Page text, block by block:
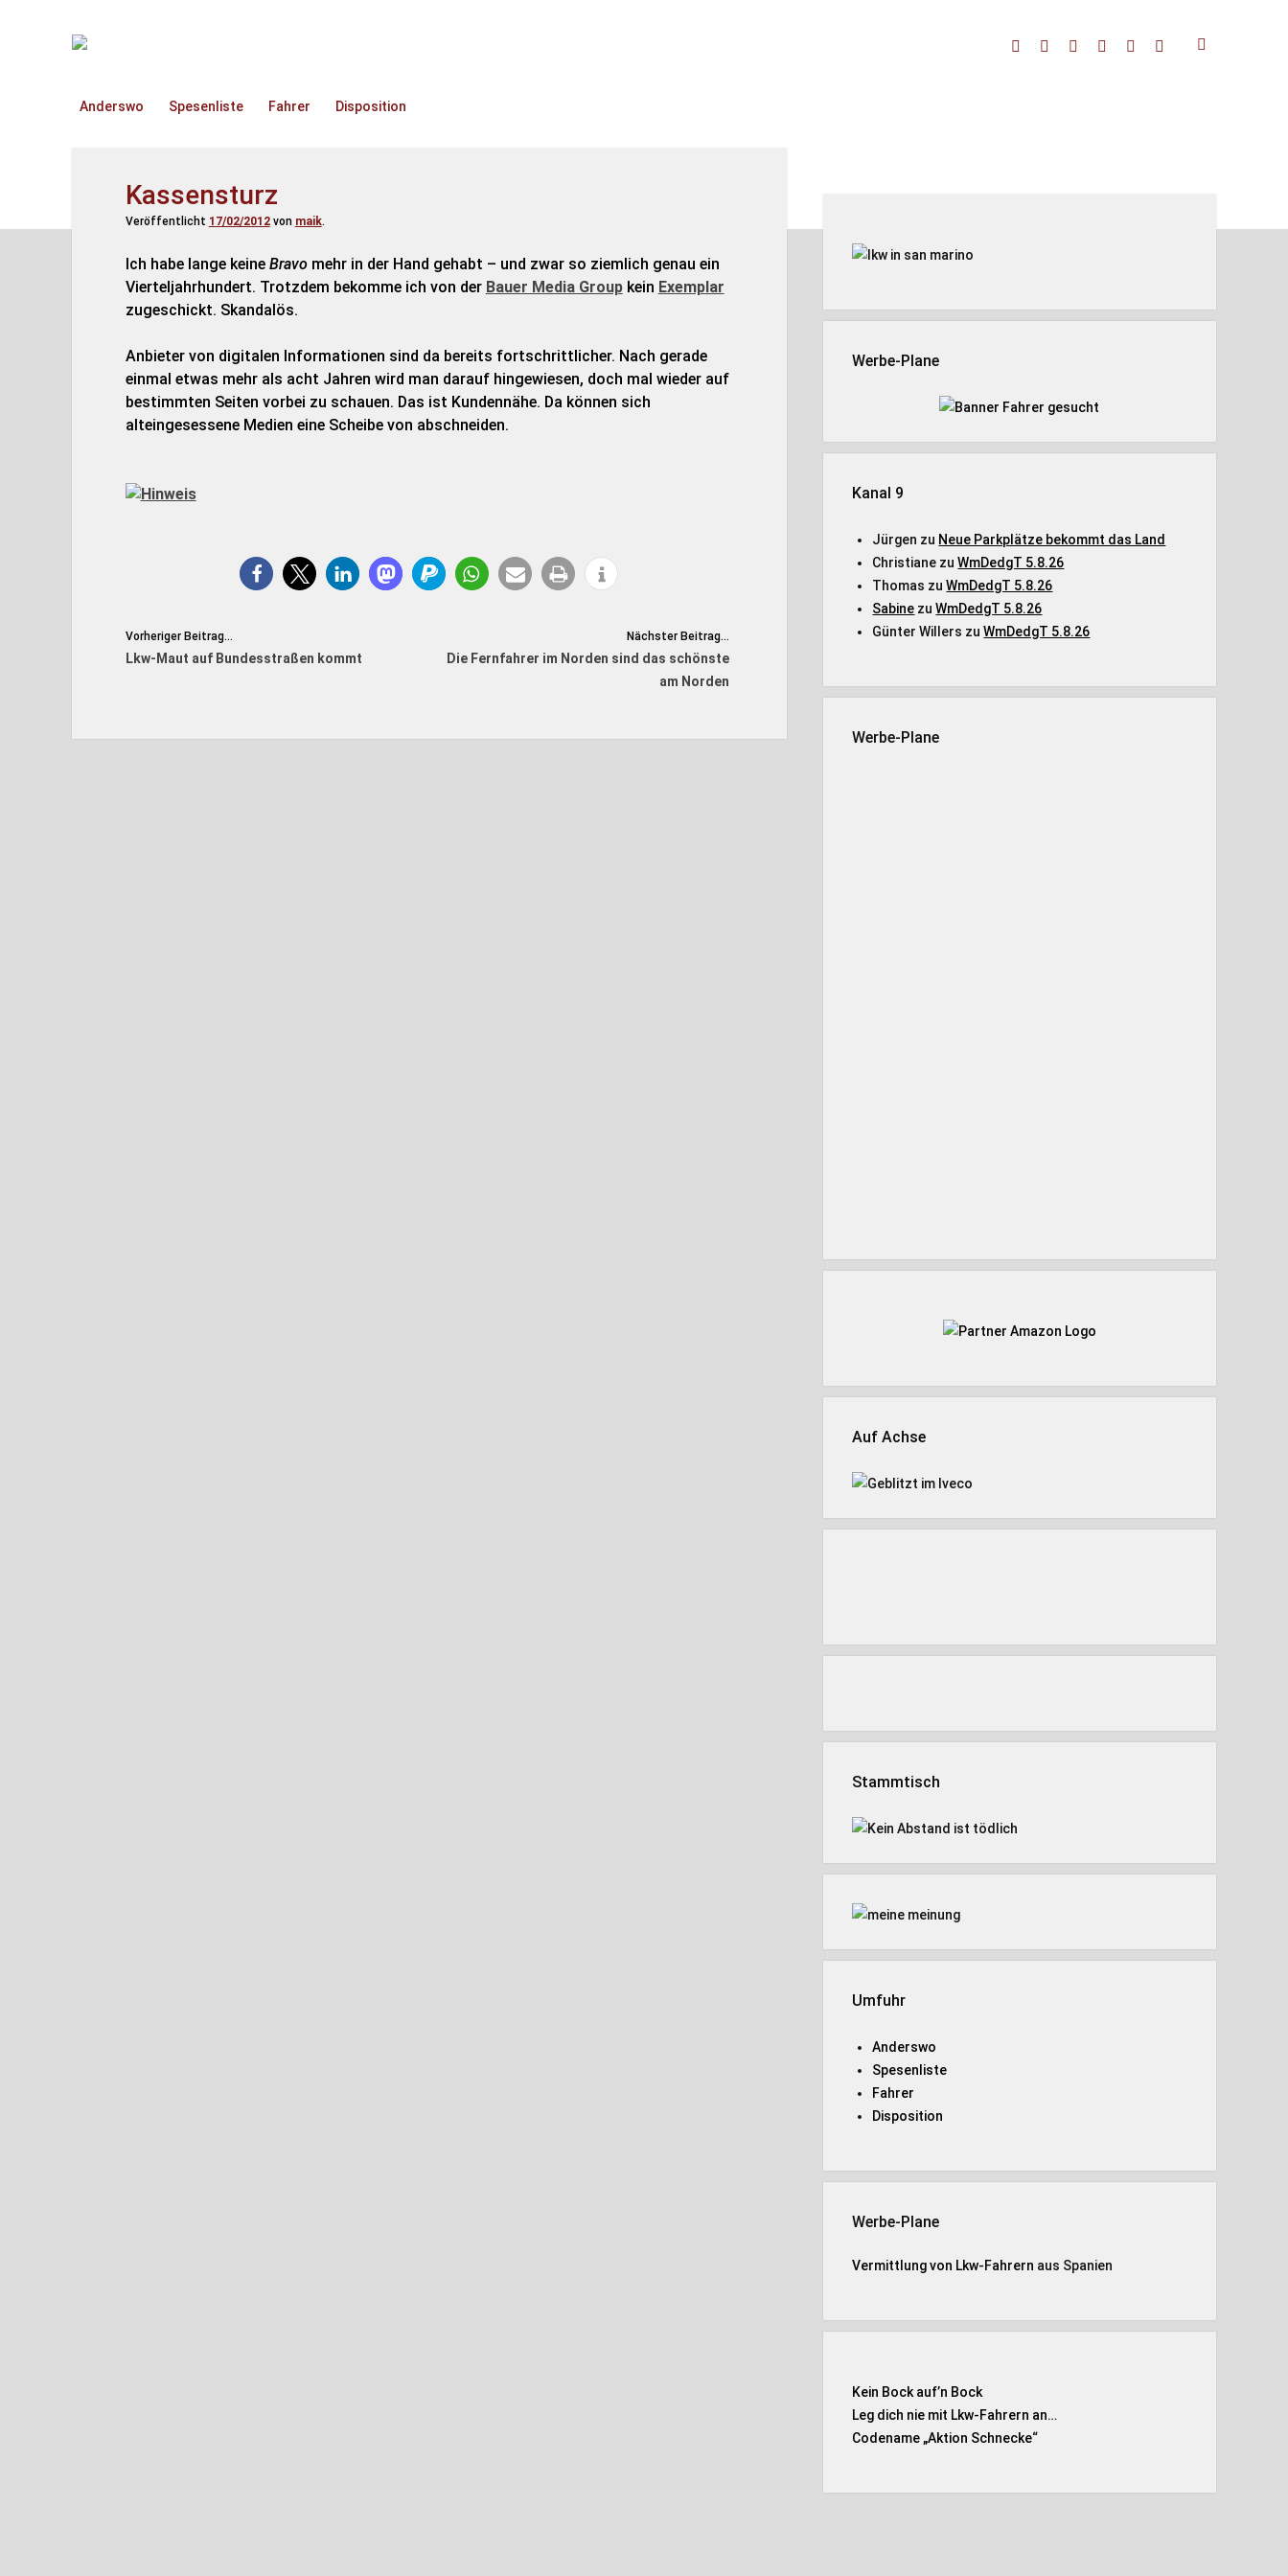
TruckOnline.de facebookthreadslinkedinyoutube
rss amazon
Anderswo Spesenliste Fahrer Disposition
Kassensturz
Veröffentlicht 17/02/2012von maik.
Ich habe lange keine Bravomehr in der Hand gehabt – und zwar so ziemlich genau ein
Vierteljahrhundert. Trotzdem bekomme ich von der Bauer Media Groupkein Exemplar
zugeschickt. Skandalös.
Anbieter von digitalen Informationen sind da bereits fortschrittlicher. Nach gerade
einmal etwas mehr als acht Jahren wird man darauf hingewiesen, doch mal wieder auf
bestimmten Seiten vorbei zu schauen. Das ist Kundennähe. Da können sich
alteingesessene Medien eine Scheibe von abschneiden.
Vorheriger Beitrag...
Lkw-Maut auf Bundesstraßen kommt
Nächster Beitrag...
Die Fernfahrer im Norden sind das schönste
am Norden
Werbe-Plane
Kanal 9
Jürgen zu Neue Parkplätze bekommt das Land
Christiane zuWmDedgT 5.8.26
Thomas zuWmDedgT 5.8.26
Sabine zuWmDedgT 5.8.26
Günter Willers zuWmDedgT 5.8.26
Werbe-Plane
Auf Achse
Stammtisch
Umfuhr
Anderswo
Spesenliste
Fahrer
Disposition
Werbe-Plane
Vermittlung von Lkw-Fahrern aus Spanien
Kein Bock auf’n Bock
Leg dich nie mit Lkw-Fahrern an…
Codename „Aktion Schnecke“